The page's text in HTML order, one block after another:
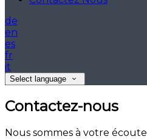
de
en
es
fr
it
Select language
Contactez-nous
Nous sommes à votre écoute